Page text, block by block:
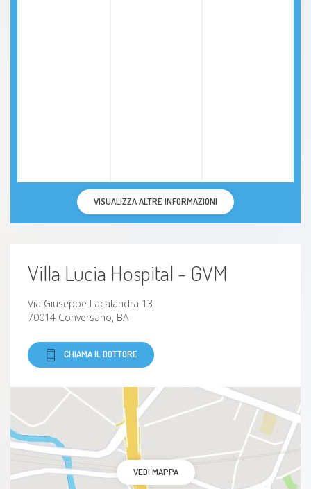
Vene varicose nelle gambe
Extrasistole
Neuropatia diabetica
Piede Diabetico
Linfangioma
Congelamento
VISUALIZZA ALTRE INFORMAZIONI
Villa Lucia Hospital - GVM
Via Giuseppe Lacalandra 13
70014 Conversano, BA
CHIAMA IL DOTTORE
VEDI MAPPA